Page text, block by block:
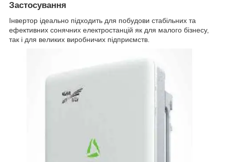
Застосування
Інвертор ідеально підходить для побудови стабільних та
ефективних сонячних електростанцій як для малого бізнесу,
так і для великих виробничих підприємств.